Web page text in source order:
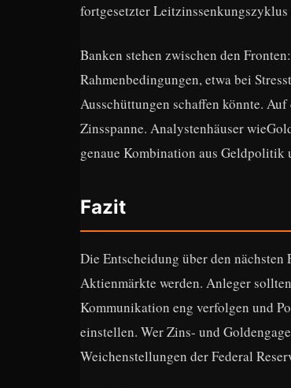
fortgesetzter
Banken stehen zwischen den
Rahmenbedingungen, etwa bei
Ausschüttungen schaffen könnte.
Zinsspanne. Analystenhäuser
genaue Kombination aus Geldpolitik
Fazit
Die Entscheidung über den
Aktienmärkte werden. Anleger
Kommunikation eng verfolgen und
einstellen. Wer Zins- und
Weichenstellungen der Federal